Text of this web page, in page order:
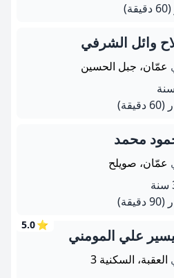
(60 دقيقة)
وائل الشرفي
عمّان، جبل الحسين
(60 دقيقة)
محمد
عمّان، صويلح
(90 دقيقة)
⭐
5.0
علي المومني
العقبة، السكنية 3